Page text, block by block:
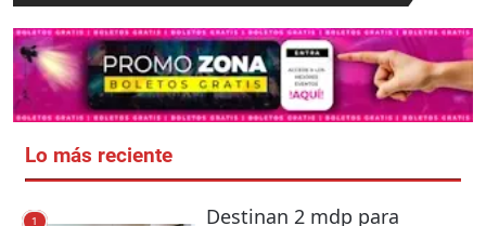
Lo más reciente
1
Destinan 2 mdp para